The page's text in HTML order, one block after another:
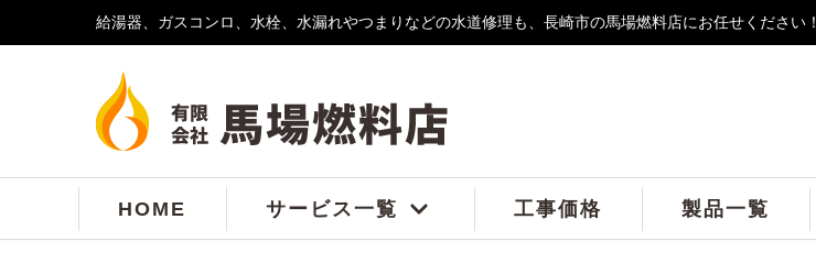
給湯器、ガスコンロ、水栓、水漏れやつまりなどの水道修理も、長崎市の馬場燃料店にお任せください！
HOME サービス一覧 工事価格 製品一覧